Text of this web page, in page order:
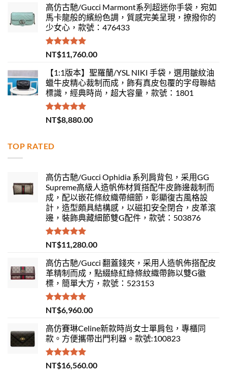
高仿古馳/Gucci Marmont系列超迷你手袋，宛如
馬卡龍般的繽紛色調，質感完美呈現，撩撥你的
少女心，款號：476433
評分5.00
滿分 5
NT$11,760.00
【1:1版本】聖羅蘭/YSL NIKI 手袋，選用皺紋油
蠟牛皮精心裁制而成，飾有真皮包覆的字母聯結
標識，經典時尚，超大容量，款號：1801
評分 5.00
滿分 5
NT$8,880.00
TOP RATED
高仿古馳/Gucci Ophidia 系列肩背包，采用GG
Supreme高級人造帆佈材質搭配牛皮飾邊裁制而
成，配以嵌花條紋織帶細節，彰顯復古風格設
計，造型頗具結構感，以磁扣安全閉合，皮革滾
邊，裝飾典藏細節雙G配件，款號：503876
評分5.00
滿分 5
NT$11,280.00
高仿古馳/Gucci 翻蓋錢夾，采用人造帆佈搭配皮
革精制而成，點綴綠紅綠條紋織帶飾以雙G徽
標，簡單大方，款號：523153
評分 5.00
滿分 5
NT$6,960.00
高仿賽琳Celine新款時尚女士單肩包，專櫃同
款。方便攜帶出門利器。款號:100823
評分5.00
滿分 5
NT$16,560.00